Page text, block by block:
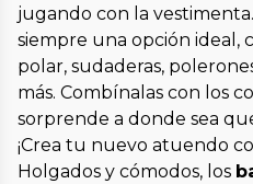
jugando con la vestimenta.
siempre una opción ideal,
polar, sudaderas,
más. Combínalas con los
sorprende a donde sea
¡Crea tu nuevo atuendo
Holgados y cómodos, los